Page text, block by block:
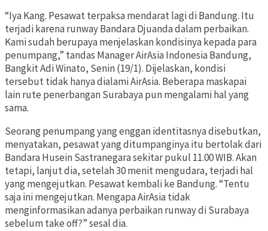
“Iya Kang. Pesawat terpaksa mendarat lagi di Bandung. Itu
terjadi karena runway Bandara Djuanda dalam perbaikan.
Kami sudah berupaya menjelaskan kondisinya kepada para
penumpang,” tandas Manager AirAsia Indonesia Bandung,
Bangkit Adi Winato, Senin (19/1). Dijelaskan, kondisi
tersebut tidak hanya dialami AirAsia. Beberapa maskapai
lain rute penerbangan Surabaya pun mengalami hal yang
sama.
Seorang penumpang yang enggan identitasnya disebutkan,
menyatakan, pesawat yang ditumpanginya itu bertolak dari
Bandara Husein Sastranegara sekitar pukul 11.00 WIB. Akan
tetapi, lanjut dia, setelah 30 menit mengudara, terjadi hal
yang mengejutkan. Pesawat kembali ke Bandung. “Tentu
saja ini mengejutkan. Mengapa AirAsia tidak
menginformasikan adanya perbaikan runway di Surabaya
sebelum take off?” sesal dia.